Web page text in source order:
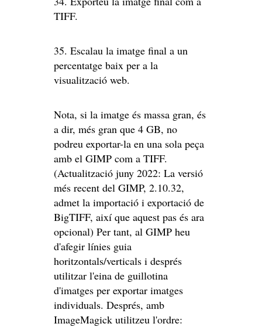
TIFF.
35. Escalau la imatge final a un
percentatge baix per a la
visualització web.
Nota, si la imatge és massa gran, és
a dir, més gran que 4 GB, no
podreu exportar-la en una sola peça
amb el GIMP com a TIFF.
(Actualització juny 2022: La versió
més recent del GIMP, 2.10.32,
admet la importació i exportació de
BigTIFF, així que aquest pas és ara
opcional) Per tant, al GIMP heu
d'afegir línies guia
horitzontals/verticals i després
utilitzar l'eina de guillotina
d'imatges per exportar imatges
individuals. Després, amb
ImageMagick utilitzeu l'ordre: